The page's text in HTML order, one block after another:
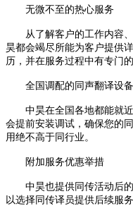
无微不至的热心服务
从了解客户的工作内容、
昊都会竭尽所能为客户提供
历，并在服务过程中有专门
全国调配的同声翻译设备
中昊在全国各地都能就近
会提前安装调试，确保您的
用绝不高于同行业。
附加服务优惠举措
中昊也提供同传活动后的
以选择同传译员提供后续服